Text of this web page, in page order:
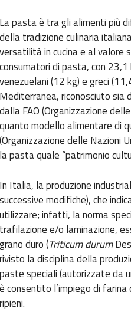
La pasta è tra gli alimenti più
della tradizione culinaria
versatilità in cucina e al valore
consumatori di pasta, con
venezuelani (12 kg) e greci
Mediterranea, riconosciuto sia
dalla FAO (Organizzazione
quanto modello alimentare di
(Organizzazione delle Nazioni
la pasta quale “patrimonio
In Italia, la produzione
successive modifiche), che
utilizzare; infatti, la norma
trafilazione e/o laminazione,
grano duro (Triticum durum
rivisto la disciplina della
paste speciali (autorizzate da
è consentito l’impiego di
ripieni.